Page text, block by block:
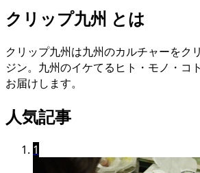
クリップ九州 とは
クリップ九州は九州のカルチャーをク
ジン。九州のイケてるヒト・モノ・コ
お届けします。
人気記事
1